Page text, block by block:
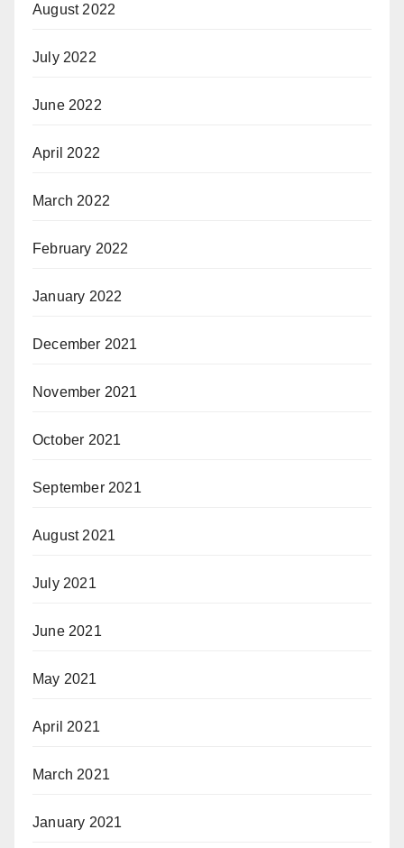
August 2022
July 2022
June 2022
April 2022
March 2022
February 2022
January 2022
December 2021
November 2021
October 2021
September 2021
August 2021
July 2021
June 2021
May 2021
April 2021
March 2021
January 2021